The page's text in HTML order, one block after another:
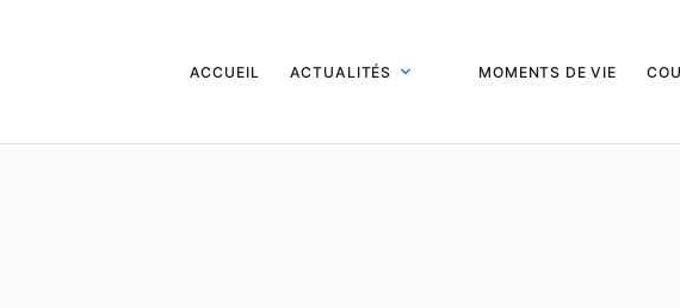
ACCUEIL ACTUALITÉS MOMENTS DE VIE